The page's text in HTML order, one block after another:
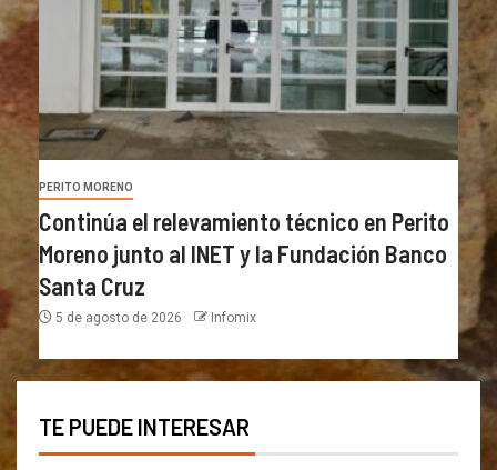
PERITO MORENO
Continúa el relevamiento técnico en Perito
Moreno junto al INET y la Fundación Banco
Santa Cruz
5 de agosto de 2026 Infomix
TE PUEDE INTERESAR